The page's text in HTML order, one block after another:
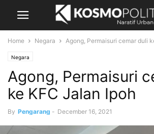
Home Negara Agong, Permaisuri cemar duli
Negara
Agong, Permaisuri
ke KFC Jalan Ipoh
By Pengarang - December 16, 2021